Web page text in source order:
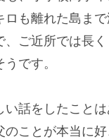
ロも離れた島ま
、ご近所では長
です。
い話をしたこと
のことが本当に